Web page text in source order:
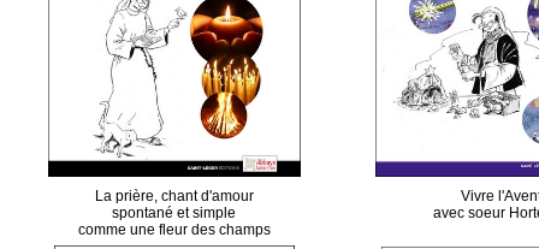
La prière, chant d'amour
spontané et simple
comme une fleur des champs
Vivre
avec soeur